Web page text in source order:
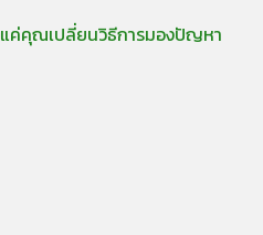
ค่คุณเปลี่ยนวิธีการมองปัญหา